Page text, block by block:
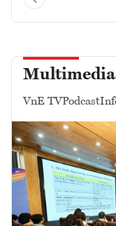
Multimedia
VnE TVPodcast